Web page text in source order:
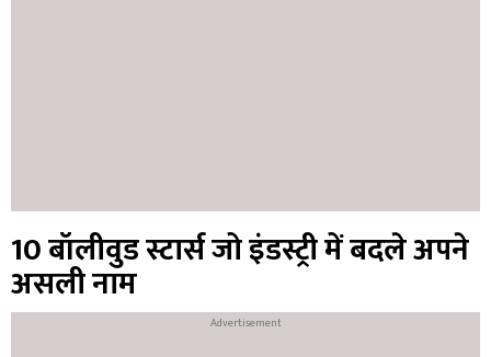
10 बॉलीवुड स्टार्स जो इंडस्ट्री में बदले अपने
असली नाम